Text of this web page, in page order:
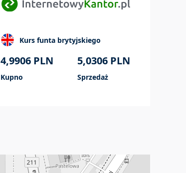
Kurs funta brytyjskiego
4,9906 PLN
Kupno
5,0306 PLN
Sprzedaż